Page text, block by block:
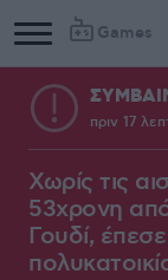
Games
πριν 17
Χωρίς τις
53χρονη
Γουδί,